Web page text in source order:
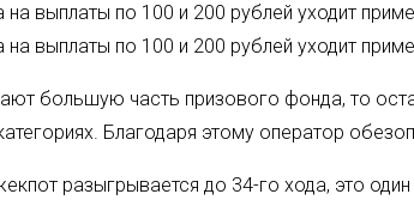
на выплаты по 100 и 200 рублей уходит
на выплаты по 100 и 200 рублей уходит
большую часть призового фонда, то
Благодаря этому оператор
разыгрывается до 34-го хода, это